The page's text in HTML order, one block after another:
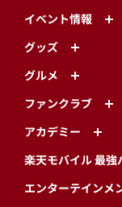
イベント情報
グッズ
グルメ
ファンクラブ
アカデミー
楽天モバイル 最強
エンターテインメ